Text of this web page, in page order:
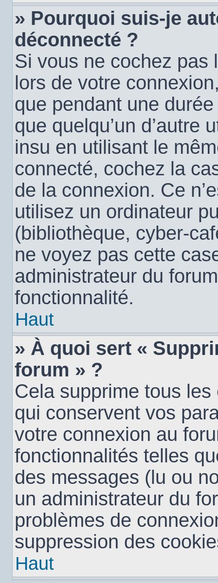
» Pourquoi suis-je
déconnecté ?
Si vous ne cochez
lors de votre
que pendant une
que quelqu’un d’autre
insu en utilisant le
connecté, cochez la
de la connexion. Ce
utilisez un ordinateur
(bibliothèque, cyber-
ne voyez pas cette
administrateur du
fonctionnalité.
Haut
» À quoi sert «
forum » ?
Cela supprime tous
qui conservent vos
votre connexion au
fonctionnalités telles
des messages (lu ou
un administrateur du
problèmes de
suppression des
Haut